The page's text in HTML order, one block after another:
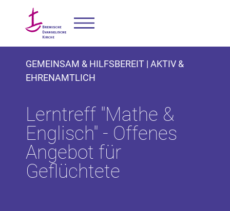
GEMEINSAM & HILFSBEREIT | AKTIV &
EHRENAMTLICH
Lerntreff "Mathe &
Englisch" - Offenes
Angebot für
Geflüchtete